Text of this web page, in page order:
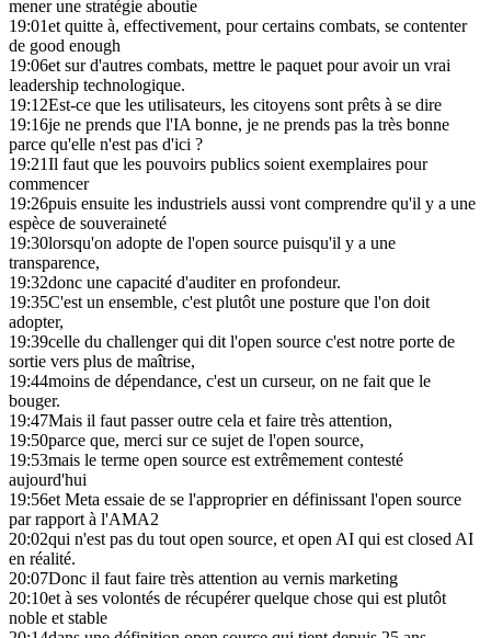
mener une stratégie aboutie
19:01et quitte à, effectivement, pour certains combats, se contenter
de good enough
19:06et sur d'autres combats, mettre le paquet pour avoir un vrai
leadership technologique.
19:12Est-ce que les utilisateurs, les citoyens sont prêts à se dire
19:16je ne prends que l'IA bonne, je ne prends pas la très bonne
parce qu'elle n'est pas d'ici ?
19:21Il faut que les pouvoirs publics soient exemplaires pour
commencer
19:26puis ensuite les industriels aussi vont comprendre qu'il y a une
espèce de souveraineté
19:30lorsqu'on adopte de l'open source puisqu'il y a une
transparence,
19:32donc une capacité d'auditer en profondeur.
19:35C'est un ensemble, c'est plutôt une posture que l'on doit
adopter,
19:39celle du challenger qui dit l'open source c'est notre porte de
sortie vers plus de maîtrise,
19:44moins de dépendance, c'est un curseur, on ne fait que le
bouger.
19:47Mais il faut passer outre cela et faire très attention,
19:50parce que, merci sur ce sujet de l'open source,
19:53mais le terme open source est extrêmement contesté
aujourd'hui
19:56et Meta essaie de se l'approprier en définissant l'open source
par rapport à l'AMA2
20:02qui n'est pas du tout open source, et open AI qui est closed AI
en réalité.
20:07Donc il faut faire très attention au vernis marketing
20:10et à ses volontés de récupérer quelque chose qui est plutôt
noble et stable